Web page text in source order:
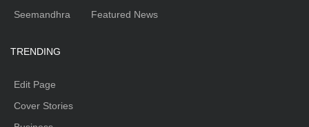
Seemandhra
Featured News
TRENDING
Edit Page
Cover Stories